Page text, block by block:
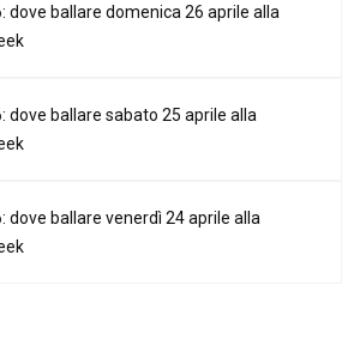
dove ballare domenica 26 aprile alla
dove ballare sabato 25 aprile alla
dove ballare venerdì 24 aprile alla